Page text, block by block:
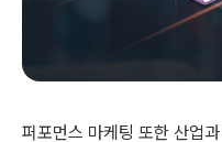
퍼포먼스 마케팅 또한 산업